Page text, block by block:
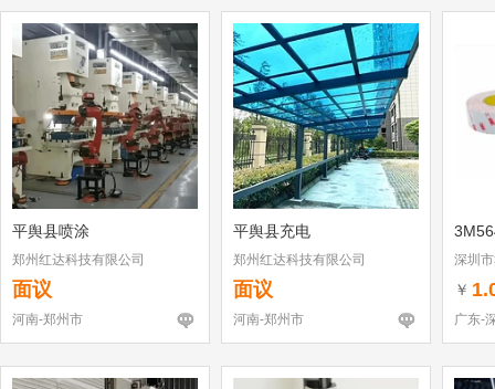
平舆县喷涂
郑州红达科技有限公司
面议
河南-郑州市
平舆县充电
郑州红达科技有限公司
面议
河南-郑州市
深圳
￥
广东-